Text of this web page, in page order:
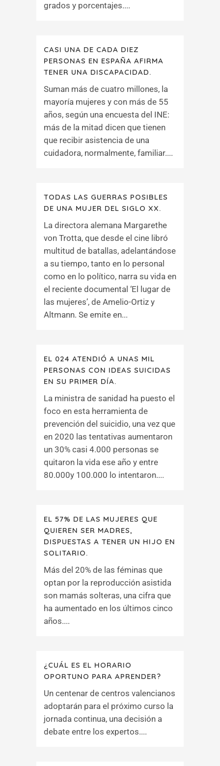
grados y porcentajes....
CASI UNA DE CADA DIEZ
PERSONAS EN ESPAÑA AFIRMA
TENER UNA DISCAPACIDAD.
Suman más de cuatro millones, la
mayoría mujeres y con más de 55
años, según una encuesta del INE:
más de la mitad dicen que tienen
que recibir asistencia de una
cuidadora, normalmente, familiar....
TODAS LAS GUERRAS POSIBLES
DE UNA MUJER DEL SIGLO XX.
La directora alemana Margarethe
von Trotta, que desde el cine libró
multitud de batallas, adelantándose
a su tiempo, tanto en lo personal
como en lo político, narra su vida en
el reciente documental ‘El lugar de
las mujeres’, de Amelio-Ortiz y
Altmann. Se emite en...
EL 024 ATENDIÓ A UNAS MIL
PERSONAS CON IDEAS SUICIDAS
EN SU PRIMER DÍA.
La ministra de sanidad ha puesto el
foco en esta herramienta de
prevención del suicidio, una vez que
en 2020 las tentativas aumentaron
un 30% casi 4.000 personas se
quitaron la vida ese año y entre
80.000y 100.000 lo intentaron....
EL 57% DE LAS MUJERES QUE
QUIEREN SER MADRES,
DISPUESTAS A TENER UN HIJO EN
SOLITARIO.
Más del 20% de las féminas que
optan por la reproducción asistida
son mamás solteras, una cifra que
ha aumentado en los últimos cinco
años....
¿CUÁL ES EL HORARIO
OPORTUNO PARA APRENDER?
Un centenar de centros valencianos
adoptarán para el próximo curso la
jornada continua, una decisión a
debate entre los expertos....